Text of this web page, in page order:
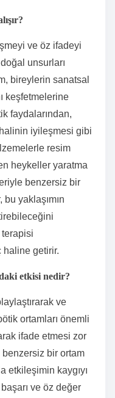
ve öz ifadeyi
unsurları
bireylerin sanatsal
keşfetmelerine
faydalarından,
iyileşmesi gibi
resim
heykeller yaratma
benzersiz bir
bu yaklaşımın
haline getirir.
etkisi nedir?
ve
ortamları önemli
ifade etmesi zor
bir ortam
etkileşimin kaygıyı
ve öz değer